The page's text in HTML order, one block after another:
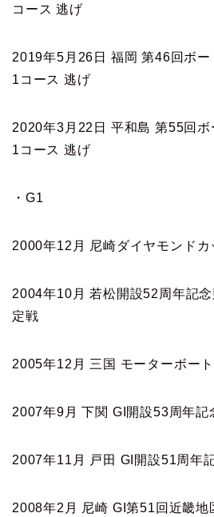
コース 逃げ
2019年5月26日 福岡 第46回ボ
1コース 逃げ
2020年3月22日 平和島 第55回ボ
1コース 逃げ
・G1
2000年12月 尼崎ダイヤモンドカ
2004年10月 若松開設52周年記
定戦
2005年12月 三国 モーターボー
2007年9月 下関 GI開設53周年記
2007年11月 戸田 GI開設51周年
2008年2月 尼崎 GI第51回近畿地